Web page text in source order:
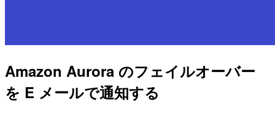
Amazon Aurora のフェイルオーバー
を E メールで通知する